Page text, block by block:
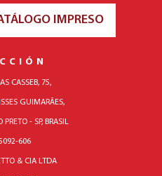
IMPRESO
CASSEB, 75,
GUIMARÃES,
PRETO - SP, BRASIL
606
& CIA LTDA